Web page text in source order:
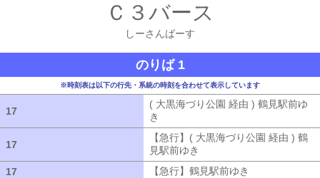
Ｃ３バース
しーさんばーす
のりば 1
※時刻表は以下の行先・系統の時刻を合わせて表示しています
17
( 大黒海づり公園 経由 ) 鶴見駅前ゆ
き
17
【急行】( 大黒海づり公園 経由 ) 鶴
見駅前ゆき
17
【急行】鶴見駅前ゆき